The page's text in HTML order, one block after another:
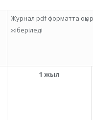
Журнал pdf форматта
жіберіледі
1 жыл